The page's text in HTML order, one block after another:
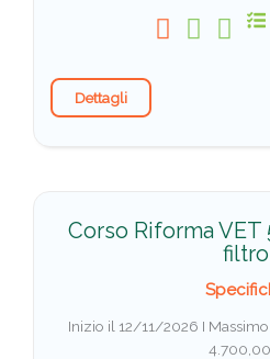
Dettagli
Corso Riforma
filtro
Inizio il 12/11/2026 I